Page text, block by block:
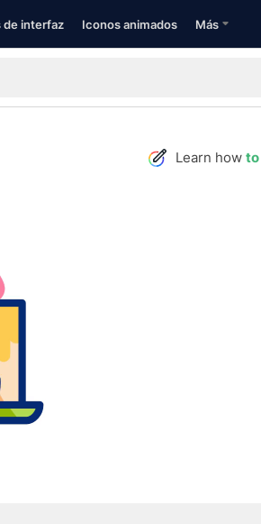
de interfaz Iconos animados Más
Learn how